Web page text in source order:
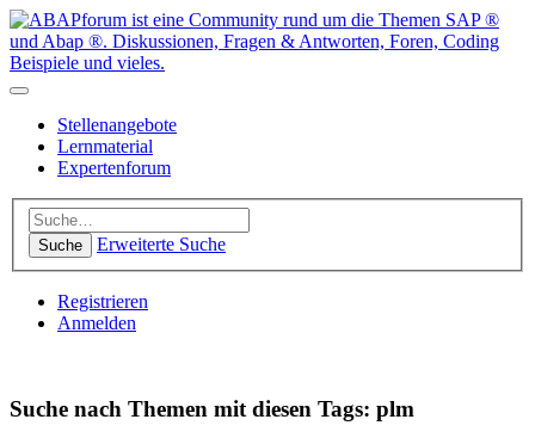
Stellenangebote
Lernmaterial
Expertenforum
Suche Erweiterte Suche
Registrieren
Anmelden
Suche nach Themen mit diesen Tags: plm